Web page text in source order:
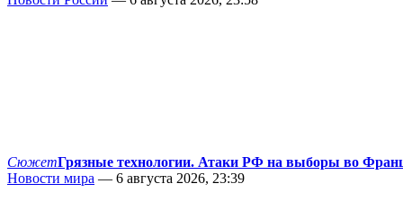
СюжетГрязные технологии. Атаки РФ на выборы во
Новости мира — 6 августа 2026, 23:39